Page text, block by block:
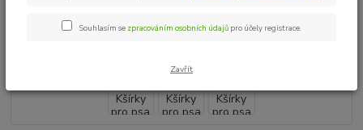
Souhlasím se zpracováním osobních údajů pro účely registrace.
Zavřít